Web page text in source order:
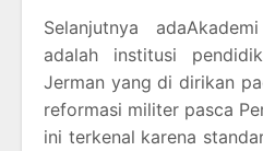
Selanjutnya
adalah institusi
Jerman yang di dirikan
reformasi militer pasca
ini terkenal karena